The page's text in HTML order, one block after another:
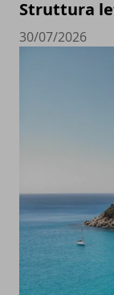
Struttura
30/07/2026